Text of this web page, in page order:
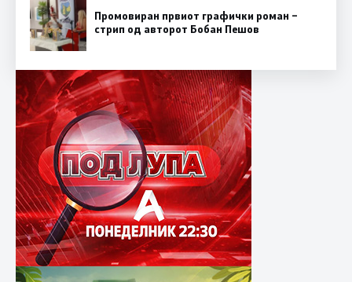
Промовиран првиот графички роман –
стрип од авторот Бобан Пешов